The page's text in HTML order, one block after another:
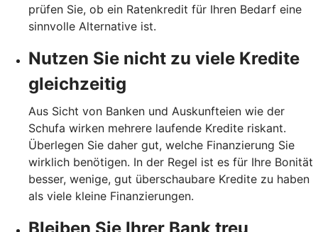
prüfen Sie, ob ein Ratenkredit für Ihren Bedarf eine
sinnvolle Alternative ist.
Nutzen Sie nicht zu viele Kredite
gleichzeitig
Aus Sicht von Banken und Auskunfteien wie der
Schufa wirken mehrere laufende Kredite riskant.
Überlegen Sie daher gut, welche Finanzierung Sie
wirklich benötigen. In der Regel ist es für Ihre Bonität
besser, wenige, gut überschaubare Kredite zu haben
als viele kleine Finanzierungen.
Bleiben Sie Ihrer Bank treu